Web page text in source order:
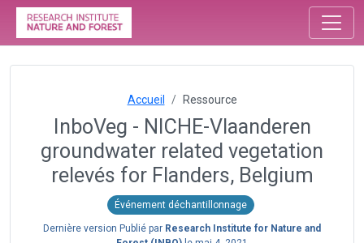
Accueil Ressource
InboVeg - NICHE-Vlaanderen
groundwater related vegetation
relevés for Flanders, Belgium
Événement déchantillonnage
Dernière version Publié par Research Institute for Nature and